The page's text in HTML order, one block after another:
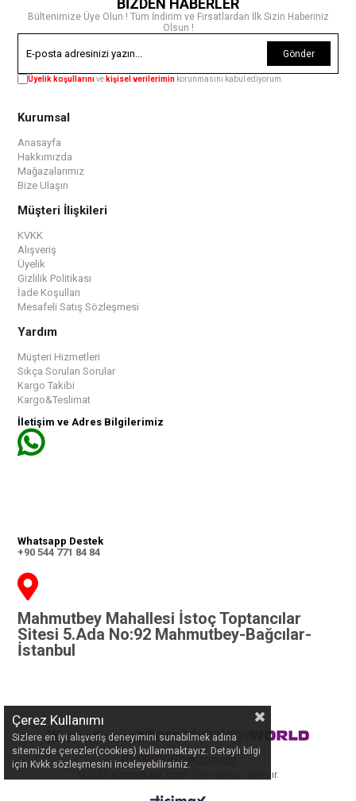
BİZDEN HABERLER
Bültenimize Üye Olun ! Tüm İndirim ve Fırsatlardan İlk Sizin Haberiniz
Olsun !
Gönder
Üyelik koşullarınıve kişisel verilerimin korunmasını kabul ediyorum.
Kurumsal
Anasayfa
Hakkımızda
Mağazalarımız
Bize Ulaşın
Müşteri İlişkileri
KVKK
Alışveriş
Üyelik
Gizlilik Politikası
İade Koşulları
Mesafeli Satış Sözleşmesi
Yardım
Müşteri Hizmetleri
Sıkça Sorulan Sorular
Kargo Takibi
Kargo&Teslimat
İletişim ve Adres Bilgilerimiz
Whatsapp Destek
+90 544 771 84 84
Mahmutbey Mahallesi İstoç Toptancılar
Sitesi 5.Ada No:92 Mahmutbey-Bağcılar-
İstanbul
- Tüm Hakları Saklıdır.
Çerez Kullanımı
Sizlere en iyi alışveriş deneyimini sunabilmek adına
sitemizde çerezler(cookies) kullanmaktayız. Detaylı bilgi
için Kvkk sözleşmesini inceleyebilirsiniz.